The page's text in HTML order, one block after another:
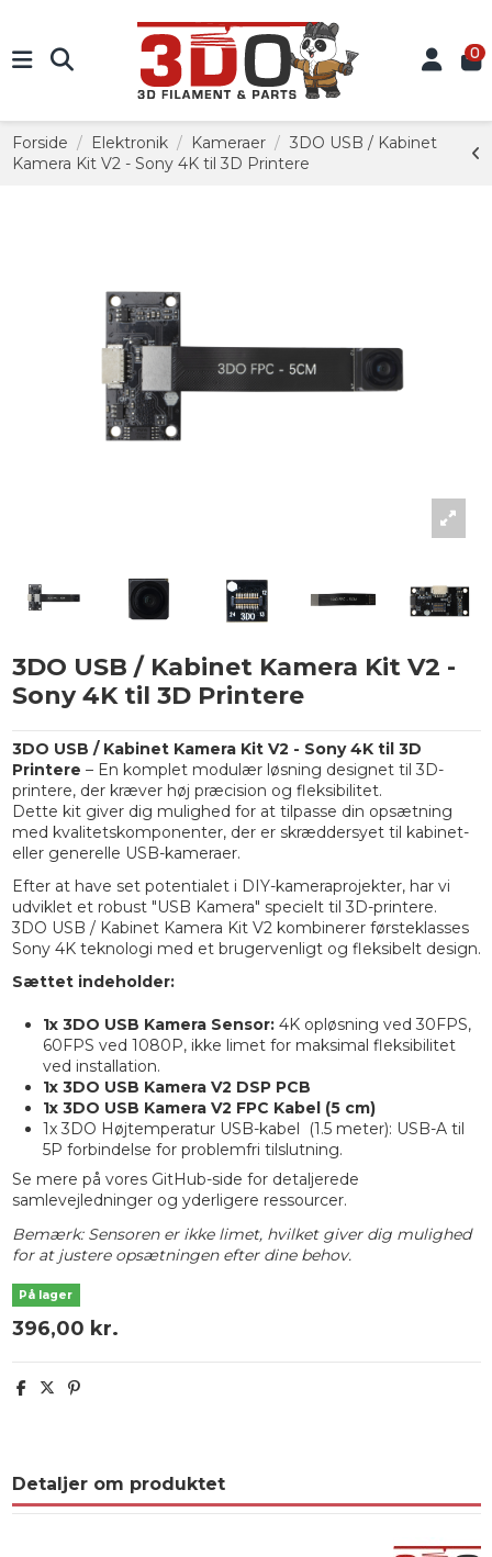
0
Forside Elektronik Kameraer
3DO USB / Kabinet
Kamera Kit V2 - Sony 4K til 3D Printere
3DO USB / Kabinet Kamera Kit V2 -
Sony 4K til 3D Printere
3DO USB / Kabinet Kamera Kit V2 - Sony 4K til 3D
Printere – En komplet modulær løsning designet til 3D-
printere, der kræver høj præcision og fleksibilitet.
Dette kit giver dig mulighed for at tilpasse din opsætning
med kvalitetskomponenter, der er skræddersyet til kabinet-
eller generelle USB-kameraer.
Efter at have set potentialet i DIY-kameraprojekter, har vi
udviklet et robust "USB Kamera" specielt til 3D-printere.
3DO USB / Kabinet Kamera Kit V2 kombinerer førsteklasses
Sony 4K teknologi med et brugervenligt og fleksibelt design.
Sættet indeholder:
1x 3DO USB Kamera Sensor:4K opløsning ved 30FPS,
60FPS ved 1080P, ikke limet for maksimal fleksibilitet
ved installation.
1x 3DO USB Kamera V2 DSP PCB
1x 3DO USB Kamera V2 FPC Kabel (5 cm)
1x 3DO Højtemperatur USB-kabel (1.5 meter): USB-A til
5P forbindelse for problemfri tilslutning.
Se mere på vores GitHub-side for detaljerede
samlevejledninger og yderligere ressourcer.
Bemærk: Sensoren er ikke limet, hvilket giver dig mulighed
for at justere opsætningen efter dine behov.
På lager
396,00 kr.
Detaljer om produktet